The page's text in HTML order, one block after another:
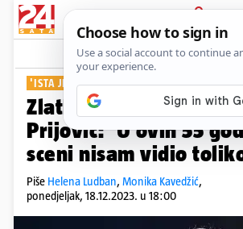
PRIJAVA
Show
'ISTA JE KAO SVE OSTALE'
Zlatko Pejaković o
Prijović: 'U ovih 55
sceni nisam vidio
Piše Helena Ludban, Monika Kavedžić,
ponedjeljak, 18.12.2023. u 18:00